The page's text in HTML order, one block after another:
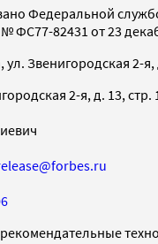
Федеральной
ФС77-82431 от 23
Звенигородская 2-я,
2-я, д. 13, стр.